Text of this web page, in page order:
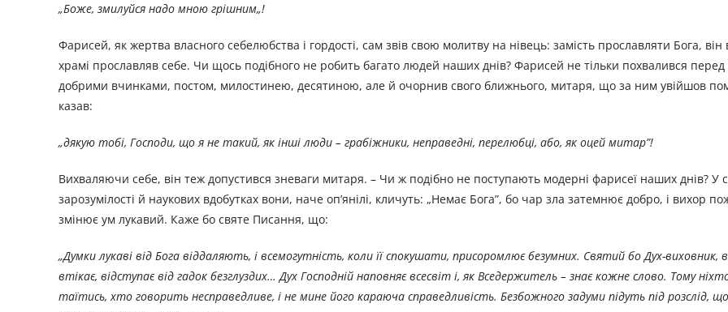
„Боже, змилуйся надо мною грішним„!
Фарисей, як жертва власного себелюбства і гордості, сам звів свою молитву на нівець: замість прославляти Бога,
храмі прославляв себе. Чи щось подібного не робить багато людей наших днів? Фарисей не тільки похвалився перед
добрими вчинками, постом, милостинею, десятиною, але й очорнив свого ближнього, митаря, що за ним увійшов
казав:
„дякую тобі, Господи, що я не такий, як інші люди – грабіжники, неправедні, перелюбці, або, як оцей митар”!
Вихваляючи себе, він теж допустився зневаги митаря. – Чи ж подібно не поступають модерні фарисеї наших днів? У
зарозумілості й наукових вдобутках вони, наче оп’янілі, кличуть: „Немає Бога”, бо чар зла затемнює добро, і вихор
змінює ум лукавий. Каже бо святе Писання, що:
„Думки лукаві від Бога віддаляють, і всемогутність, коли її спокушати, присоромлює безумних. Святий бо Дух-виховник,
втікає, відступає від гадок безглуздих… Дух Господній наповняє всесвіт і, як Вседержитель – знає кожне слово. Тому
таїтись, хто говорить несправедливе, і не мине його караюча справедливість. Безбожного задуми підуть під розслід,